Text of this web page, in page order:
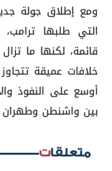
ومع إطلاق جولة
التي طلبها
قائمة، لكنها ما
خلافات عميقة
أوسع على النفوذ
بين واشنطن وطهران
متعلقات